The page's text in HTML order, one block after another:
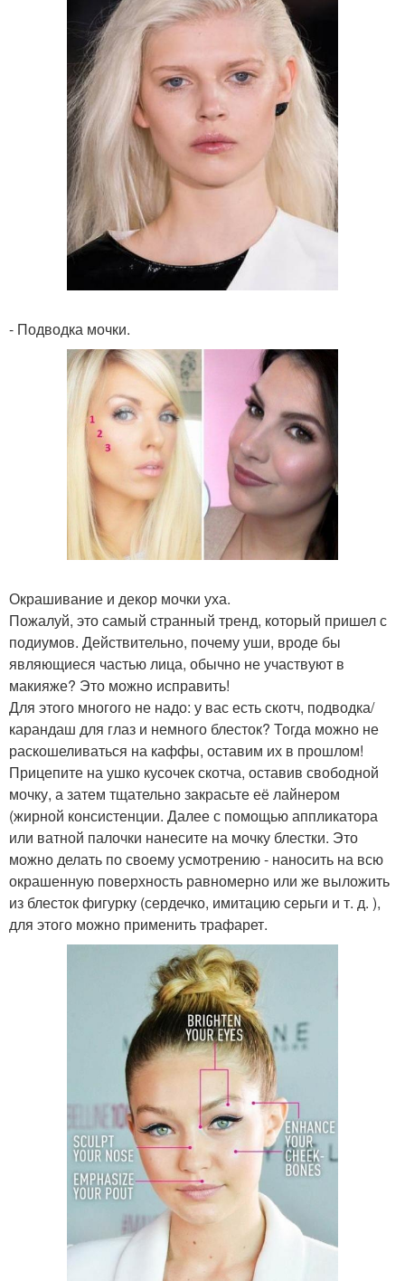
- Подводка мочки.
Окрашивание и декор мочки уха.
Пожалуй, это самый странный тренд, который пришел с
подиумов. Действительно, почему уши, вроде бы
являющиеся частью лица, обычно не участвуют в
макияже? Это можно исправить!
Для этого многого не надо: у вас есть скотч, подводка/
карандаш для глаз и немного блесток? Тогда можно не
раскошеливаться на каффы, оставим их в прошлом!
Прицепите на ушко кусочек скотча, оставив свободной
мочку, а затем тщательно закрасьте её лайнером
(жирной консистенции. Далее с помощью аппликатора
или ватной палочки нанесите на мочку блестки. Это
можно делать по своему усмотрению - наносить на всю
окрашенную поверхность равномерно или же выложить
из блесток фигурку (сердечко, имитацию серьги и т. д. ),
для этого можно применить трафарет.